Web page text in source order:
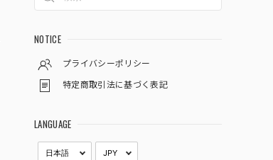
NOTICE
プライバシーポリシー
特定商取引法に基づく表記
LANGUAGE